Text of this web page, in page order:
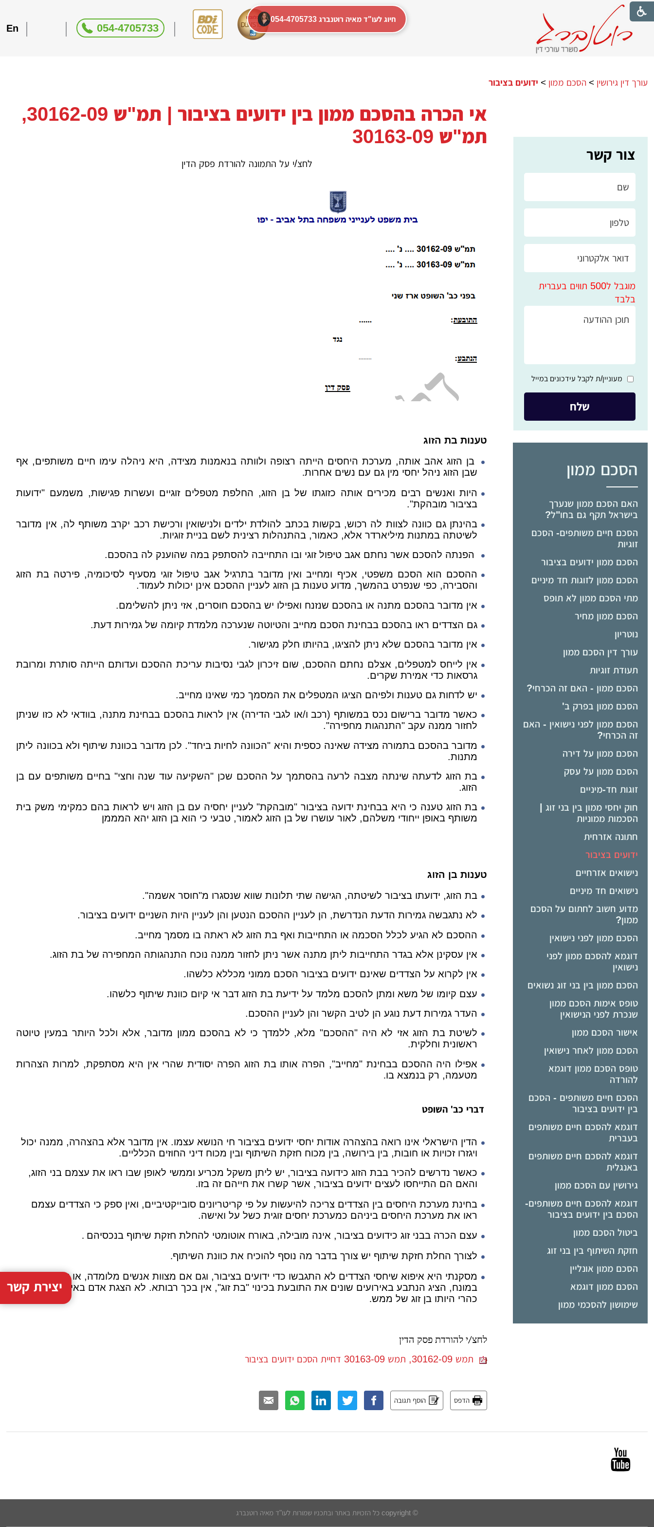
054-4705733
En
צור קשר
מוגבל ל500 תווים בעברית
בלבד
מעוניין/ת לקבל עידכונים במייל
הסכם ממון
האם הסכם ממון שנערך
בישראל תקף גם בחו"ל?
הסכם חיים משותפים- הסכם
זוגיות
הסכם ממון ידועים בציבור
הסכם ממון לזוגות חד מיניים
מתי הסכם ממון לא תופס
הסכם ממון מחיר
נוטריון
עורך דין הסכם ממון
תעודת זוגיות
הסכם ממון - האם זה הכרחי?
הסכם ממון בפרק ב'
הסכם ממון לפני נישואין - האם
זה הכרחי?
הסכם ממון על דירה
הסכם ממון על עסק
זוגות חד-מיניים
חוק יחסי ממון בין בני זוג |
הסכמות ממוניות
חתונה אזרחית
ידועים בציבור
נישואים אזרחיים
נישואים חד מיניים
מדוע חשוב לחתום על הסכם
ממון?
הסכם ממון לפני נישואין
דוגמא להסכם ממון לפני
נישואין
הסכם ממון בין בני זוג נשואים
טופס אימות הסכם ממון
שנכרת לפני הנישואין
אישור הסכם ממון
הסכם ממון לאחר נישואין
טופס הסכם ממון דוגמא
להורדה
הסכם חיים משותפים - הסכם
בין ידועים בציבור
דוגמא להסכם חיים משותפים
בעברית
דוגמא להסכם חיים משותפים
באנגלית
גירושין עם הסכם ממון
דוגמא להסכם חיים משותפים-
הסכם בין ידועים בציבור
ביטול הסכם ממון
חזקת השיתוף בין בני זוג
הסכם ממון אונליין
הסכם ממון דוגמא
שימושון להסכמי ממון
עורך דין גירושין >הסכם ממון > ידועים בציבור
אי הכרה בהסכם ממון בין ידועים בציבור | תמ"ש 30162-09,
תמ"ש 30163-09
לחצ/י על התמונה להורדת פסק הדין
טענות בת הזוג
בן הזוג אהב אותה, מערכת היחסים הייתה רצופה ולוותה בנאמנות מצידה, היא ניהלה עימו חיים משותפים, אף
שבן הזוג ניהל יחסי מין גם עם נשים אחרות.
היות ואנשים רבים מכירים אותה כזוגתו של בן הזוג, החלפת מטפלים זוגיים ועשרות פגישות, משמעם "ידועות
בציבור מובהקת".
בהינתן גם כוונה לצוות לה רכוש, בקשות בכתב להולדת ילדים ולנישואין ורכישת רכב יקרב משותף לה, אין מדובר
לשיטתה במתנות מיליארדר אלא, כאמור, בהתנהלות רצינית לשם בניית זוגיות.
הפנתה להסכם אשר נחתם אגב טיפול זוגי ובו התחייבה להסתפק במה שהוענק לה בהסכם.
ההסכם הוא הסכם משפטי, אכיף ומחייב ואין מדובר בתרגיל אגב טיפול זוגי מסעיף לסיכומיה, פירטה בת הזוג
והסבירה, כפי שנפרט בהמשך, מדוע טענות בן הזוג לעניין ההסכם אינן יכולות לעמוד.
אין מדובר בהסכם מתנה או בהסכם שנזנח ואפילו יש בהסכם חוסרים, אזי ניתן להשלימם.
גם הצדדים ראו בהסכם בבחינת הסכם מחייב והטיוטה שנערכה מלמדת קיומה של גמירות דעת.
אין מדובר בהסכם שלא ניתן להציגו, בהיותו חלק מגישור.
אין לייחס למטפלים, אצלם נחתם ההסכם, שום זיכרון לגבי נסיבות עריכת ההסכם ועדותם הייתה סותרת ומרובת
גרסאות כדי אמירת שקרים.
יש לדחות גם טענות ולפיהם הציגו המטפלים את המסמך כמי שאינו מחייב.
כאשר מדובר ברישום נכס במשותף (רכב ו/או לגבי הדירה) אין לראות בהסכם בבחינת מתנה, בוודאי לא כזו שניתן
לחזור ממנה עקב "התנהגות מחפירה".
מדובר בהסכם בתמורה מצידה שאינה כספית והיא "הכוונה לחיות ביחד". לכן מדובר בכוונת שיתוף ולא בכוונה ליתן
מתנות.
בת הזוג לדעתה שינתה מצבה לרעה בהסתמך על ההסכם שכן "השקיעה עוד שנה וחצי" בחיים משותפים עם בן
הזוג.
בת הזוג טענה כי היא בבחינת ידועה בציבור "מובהקת" לעניין יחסיה עם בן הזוג ויש לראות בהם כמקימי משק בית
משותף באופן ייחודי משלהם, לאור עושרו של בן הזוג לאמור, טבעי כי הוא בן הזוג יהא המממן
טענות בן הזוג
בת הזוג, ידועתו בציבור לשיטתה, הגישה שתי תלונות שווא שנסגרו מ"חוסר אשמה".
לא נתגבשה גמירות הדעת הנדרשת, הן לעניין ההסכם הנטען והן לעניין היות השניים ידועים בציבור.
ההסכם לא הגיע לכלל הסכמה או התחייבות ואף בת הזוג לא ראתה בו מסמך מחייב.
אין עסקינן אלא בגדר התחייבות ליתן מתנה אשר ניתן לחזור ממנה נוכח התנהגותה המחפירה של בת הזוג.
אין לקרוא על הצדדים שאינם ידועים בציבור הסכם ממוני מכללא כלשהו.
עצם קיומו של משא ומתן להסכם מלמד על ידיעת בת הזוג דבר אי קיום כוונת שיתוף כלשהו.
העדר גמירות דעת נוגע הן לטיב הקשר והן לעניין ההסכם.
לשיטת בת הזוג אזי לא היה "ההסכם" מלא, ללמדך כי לא בהסכם ממון מדובר, אלא ולכל היותר במעין טיוטה
ראשונית וחלקית.
אפילו היה ההסכם בבחינת "מחייב", הפרה אותו בת הזוג הפרה יסודית שהרי אין היא מסתפקת, למרות הצהרות
מטעמה, רק בנמצא בו.
דברי כב' השופט
הדין הישראלי אינו רואה בהצהרה אודות יחסי ידועים בציבור חי הנושא עצמו. אין מדובר אלא בהצהרה, ממנה יכול
ויגזרו זכויות או חובות, בין בירושה, בין מכוח חזקת השיתוף ובין מכוח דיני החוזים הכלליים.
כאשר נדרשים להכיר בבת הזוג כידועה בציבור, יש ליתן משקל מכריע וממשי לאופן שבו ראו את עצמם בני הזוג,
והאם הם התייחסו לעצים ידועים בציבור, אשר קשרו את חייהם זה בזו.
בחינת מערכת היחסים בין הצדדים צריכה להיעשות על פי קריטריונים סובייקטיביים, ואין ספק כי הצדדים עצמם
ראו את מערכת היחסים ביניהם כמערכת יחסים זוגית כשל על ואישה.
עצם הכרה בבני זוג כידועים בציבור, אינה מובילה, באורח אוטומטי להחלת חזקת שיתוף בנכסיהם .
לצורך החלת חזקת שיתוף יש צורך בדבר מה נוסף להוכיח את כוונת השיתוף.
מסקנתי היא איפוא שיחסי הצדדים לא התגבשו כדי ידועים בציבור, וגם אם מצוות אנשים מלומדה, או אי דיוק
במונח, הציג הנתבע באירועים שונים את התובעת בכינוי "בת זוג", אין בכך רבותא. לא הצגת אדם באירוע כ"בן זוג"
כהרי היותו בן זוג של ממש.
לחצ/י להורדת פסק הדין
תמש 30162-09, תמש 30163-09 דחיית הסכם ידועים בציבור
הדפס הוסף תגובה
© copyright כל הזכויות באתר ובתכניו שמורות לעו"ד מאיה רוטנברג
יצירת קשר
054-4705733 חיוג לעו"ד מאיה רוטנברג